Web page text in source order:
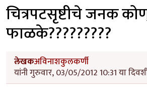
चित्रपटसृष्टीचे जनक
फाळके?????????
लेखकअविनाशकुलकर्णी
यांनी गुरुवार, 03/05/2012 10:31 या